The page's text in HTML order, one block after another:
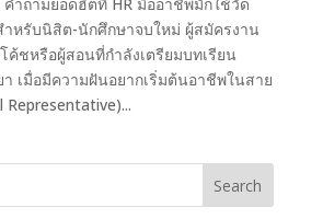
ำหรับนิสิต-นักศึกษาจบใหม่ ผู้สมัครงาน
ค้ชหรือผู้สอนที่กำลังเตรียมบทเรียน
เมื่อมีความฝันอยากเริ่มต้นอาชีพในสาย
Search